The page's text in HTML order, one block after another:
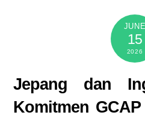
JUNE
15
2026
Jepang dan
Komitmen